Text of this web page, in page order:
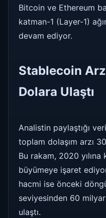
Bitcoin ve Ethereum
katman-1 (Layer-1)
devam ediyor.
Stablecoin
Dolara Ulaştı
Analistin paylaştığı
toplam dolaşım arzı
Bu rakam, 2020 yılına
büyümeye işaret
hacmi ise önceki
seviyesinden 60
ulaştı.